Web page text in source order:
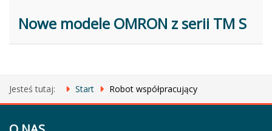
Nowe modele OMRON z serii TM S
Jesteś tutaj: Start Robot współpracujący